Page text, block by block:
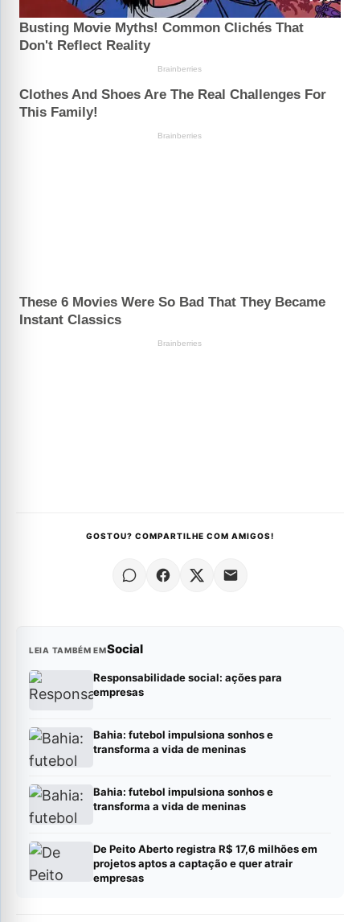
GOSTOU? COMPARTILHE COM AMIGOS!
LEIA TAMBÉM EMSocial
Responsabilidade social: ações para
empresas
Bahia: futebol impulsiona sonhos e
transforma a vida de meninas
Bahia: futebol impulsiona sonhos e
transforma a vida de meninas
De Peito Aberto registra R$ 17,6 milhões em
projetos aptos a captação e quer atrair
empresas